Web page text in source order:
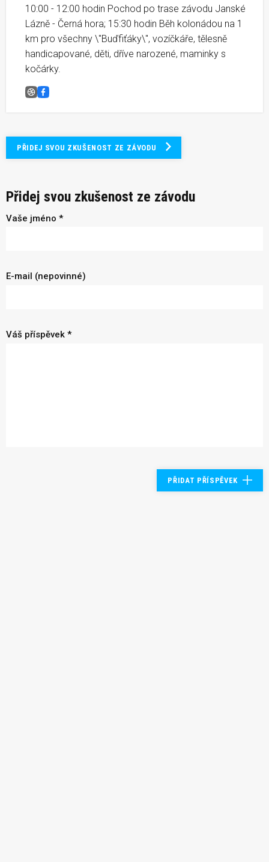
10:00 - 12:00 hodin Pochod po trase závodu Janské
Lázně - Černá hora; 15:30 hodin Běh kolonádou na 1
km pro všechny \"Buďfiťáky\", vozíčkáře, tělesně
handicapované, děti, dříve narozené, maminky s
kočárky.
Běh do vrchu Janské Lázně &#8211; Černá hora
Facebook
PŘIDEJ SVOU ZKUŠENOST ZE ZÁVODU
Přidej svou zkušenost ze závodu
Vaše jméno *
E-mail (nepovinné)
Váš příspěvek *
PŘIDAT PŘÍSPĚVEK